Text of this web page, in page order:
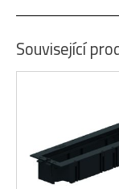
Související